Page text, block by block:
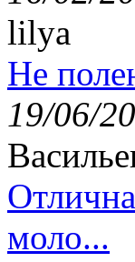
lilya
Не
19/06/
моло...